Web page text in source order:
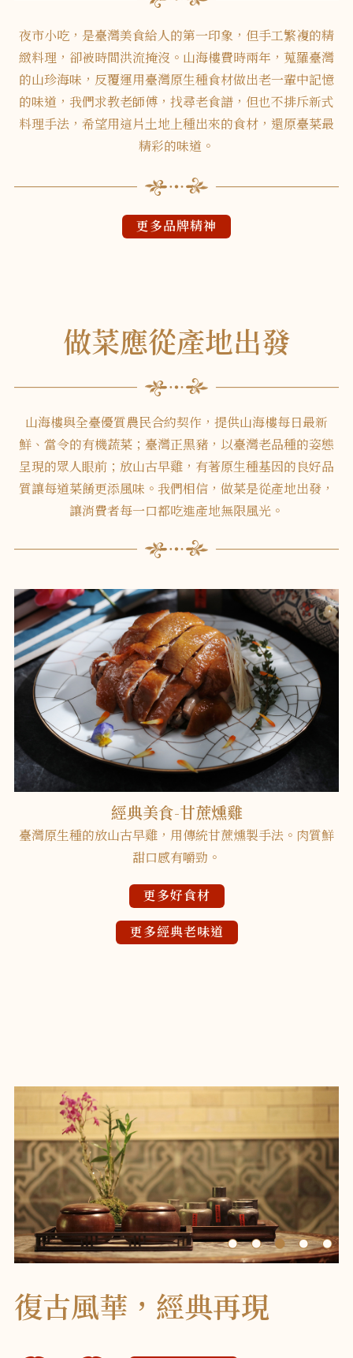
夜市小吃，是臺灣美食給人的第一印象，但手工繁複的精
緻料理，卻被時間洪流掩沒。山海樓費時兩年，蒐羅臺灣
的山珍海味，反覆運用臺灣原生種食材做出老一輩中記憶
的味道，我們求教老師傅，找尋老食譜，但也不排斥新式
料理手法，希望用這片土地上種出來的食材，還原臺菜最
精彩的味道。
更多品牌精神
做菜應從產地出發
山海樓與全臺優質農民合約契作，提供山海樓每日最新
鮮、當令的有機蔬菜；臺灣正黑豬，以臺灣老品種的姿態
呈現的眾人眼前；放山古早雞，有著原生種基因的良好品
質讓每道菜餚更添風味。我們相信，做菜是從產地出發，
讓消費者每一口都吃進產地無限風光。
經典美食-甘蔗燻雞
臺灣原生種的放山古早雞，用傳統甘蔗燻製手法。肉質鮮
甜口感有嚼勁。
更多好食材
更多經典老味道
復古風華，經典再現